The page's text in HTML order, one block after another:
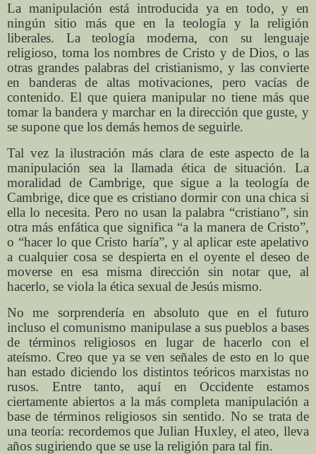
La manipulación está introducida ya en todo, y en
ningún sitio más que en la teología y la religión
liberales. La teología moderna, con su lenguaje
religioso, toma los nombres de Cristo y de Dios, o las
otras grandes palabras del cristianismo, y las convierte
en banderas de altas motivaciones, pero vacías de
contenido. El que quiera manipular no tiene más que
tomar la bandera y marchar en la dirección que guste, y
se supone que los demás hemos de seguirle.
Tal vez la ilustración más clara de este aspecto de la
manipulación sea la llamada ética de situación. La
moralidad de Cambrige, que sigue a la teología de
Cambrige, dice que es cristiano dormir con una chica si
ella lo necesita. Pero no usan la palabra “cristiano”, sin
otra más enfática que significa “a la manera de Cristo”,
o “hacer lo que Cristo haría”, y al aplicar este apelativo
a cualquier cosa se despierta en el oyente el deseo de
moverse en esa misma dirección sin notar que, al
hacerlo, se viola la ética sexual de Jesús mismo.
No me sorprendería en absoluto que en el futuro
incluso el comunismo manipulase a sus pueblos a bases
de términos religiosos en lugar de hacerlo con el
ateísmo. Creo que ya se ven señales de esto en lo que
han estado diciendo los distintos teóricos marxistas no
rusos. Entre tanto, aquí en Occidente estamos
ciertamente abiertos a la más completa manipulación a
base de términos religiosos sin sentido. No se trata de
una teoría: recordemos que Julian Huxley, el ateo, lleva
años sugiriendo que se use la religión para tal fin.